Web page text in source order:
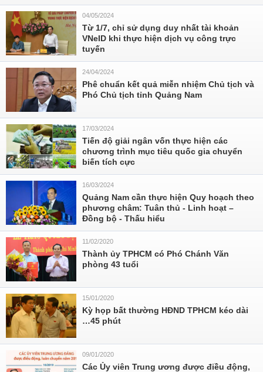
04/05/2024
Từ 1/7, chỉ sử dụng duy nhất tài khoản
VNeID khi thực hiện dịch vụ công trực
tuyến
24/04/2024
Phê chuẩn kết quả miễn nhiệm Chủ tịch và
Phó Chủ tịch tỉnh Quảng Nam
17/03/2024
Tiến độ giải ngân vốn thực hiện các
chương trình mục tiêu quốc gia chuyển
biến tích cực
16/03/2024
Quảng Nam cần thực hiện Quy hoạch theo
phương châm: Tuân thủ - Linh hoạt –
Đồng bộ - Thấu hiểu
11/02/2020
Thành ủy TPHCM có Phó Chánh Văn
phòng 43 tuổi
15/01/2020
Kỳ họp bất thường HĐND TPHCM kéo dài
…45 phút
09/01/2020
Các Ủy viên Trung ương được điều động,